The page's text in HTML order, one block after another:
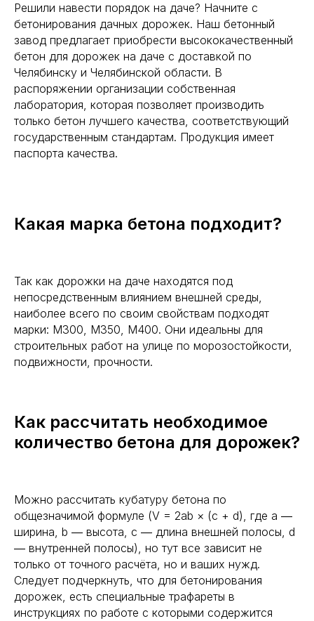
Решили навести порядок на даче? Начните с
бетонирования дачных дорожек. Наш бетонный
завод предлагает приобрести высококачественный
бетон для дорожек на даче с доставкой по
Челябинску и Челябинской области. В
распоряжении организации собственная
лаборатория, которая позволяет производить
только бетон лучшего качества, соответствующий
государственным стандартам. Продукция имеет
паспорта качества.
Какая марка бетона подходит?
Так как дорожки на даче находятся под
непосредственным влиянием внешней среды,
наиболее всего по своим свойствам подходят
марки: М300, М350, М400. Они идеальны для
строительных работ на улице по морозостойкости,
подвижности, прочности.
Как рассчитать необходимое
количество бетона для дорожек?
Можно рассчитать кубатуру бетона по
общезначимой формуле (V = 2ab × (c + d), где а ―
ширина, b ― высота, с ― длина внешней полосы, d
― внутренней полосы), но тут все зависит не
только от точного расчёта, но и ваших нужд.
Следует подчеркнуть, что для бетонирования
дорожек, есть специальные трафареты в
инструкциях по работе с которыми содержится
Рассчитать окончательную
стоимость быстро
Перезвоним в течение 5 минут